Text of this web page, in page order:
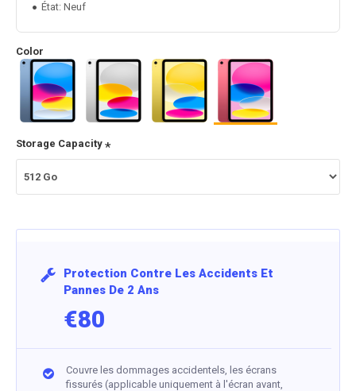
État: Neuf
Color
Storage Capacity
Protection Contre Les Accidents Et
Pannes De 2 Ans
€80
Couvre les dommages accidentels, les écrans
fissurés (applicable uniquement à l'écran avant,